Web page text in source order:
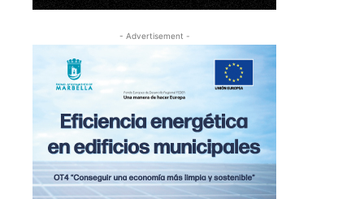
- Advertisement -